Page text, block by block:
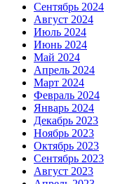
Сентябрь 2024
Август 2024
Июль 2024
Июнь 2024
Май 2024
Апрель 2024
Март 2024
Февраль 2024
Январь 2024
Декабрь 2023
Ноябрь 2023
Октябрь 2023
Сентябрь 2023
Август 2023